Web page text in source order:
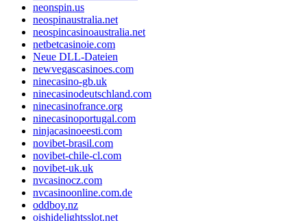
neonspin.us
neospinaustralia.net
neospincasinoaustralia.net
netbetcasinoie.com
Neue DLL-Dateien
newvegascasinoes.com
ninecasino-gb.uk
ninecasinodeutschland.com
ninecasinofrance.org
ninecasinoportugal.com
ninjacasinoeesti.com
novibet-brasil.com
novibet-chile-cl.com
novibet-uk.uk
nvcasinocz.com
nvcasinoonline.com.de
oddboy.nz
oishidelightsslot.net